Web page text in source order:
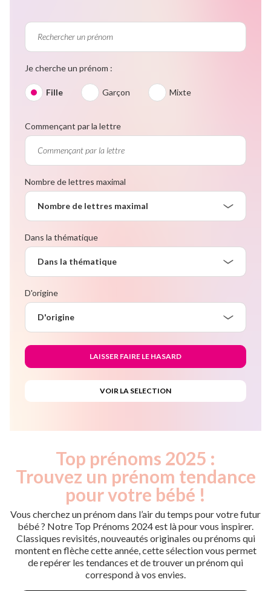
Je cherche un prénom :
Fille Garçon Mixte
Commençant par la lettre
Nombre de lettres maximal
Nombre de lettres maximal
Dans la thématique
Dans la thématique
D'origine
D'origine
Top prénoms 2025 :
Trouvez un prénom tendance
pour votre bébé !
Vous cherchez un prénom dans l’air du temps pour votre futur
bébé ? Notre Top Prénoms 2024 est là pour vous inspirer.
Classiques revisités, nouveautés originales ou prénoms qui
montent en flèche cette année, cette sélection vous permet
de repérer les tendances et de trouver un prénom qui
correspond à vos envies.